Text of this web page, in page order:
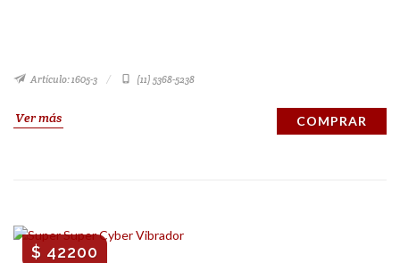
Artículo: 1605-3 (11) 5368-5238
Ver más COMPRAR
$ 42200